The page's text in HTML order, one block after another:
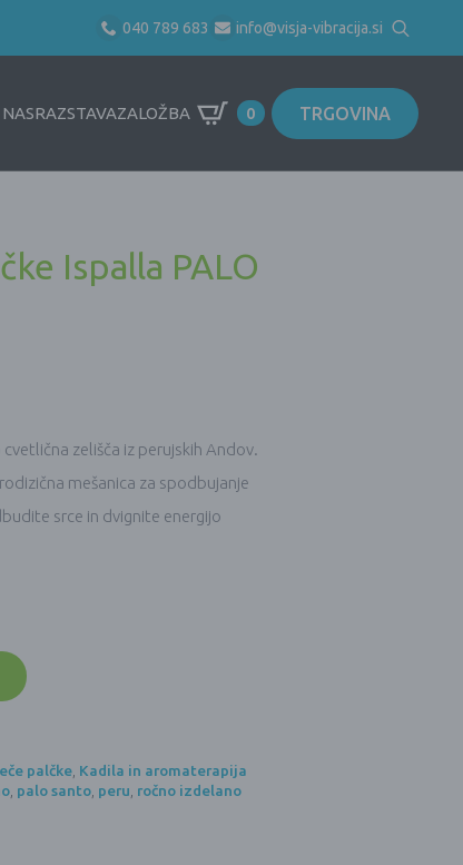
040 789 683 info@visja-vibracija.si
Search
for:
RAZSTAVAZALOŽBA 0 TRGOVINA
Ispalla PALO
zelišča iz perujskih Andov.
mešanica za spodbujanje
srce in dvignite energijo
palčke, Kadila in aromaterapija
, palo santo, peru, ročno izdelano